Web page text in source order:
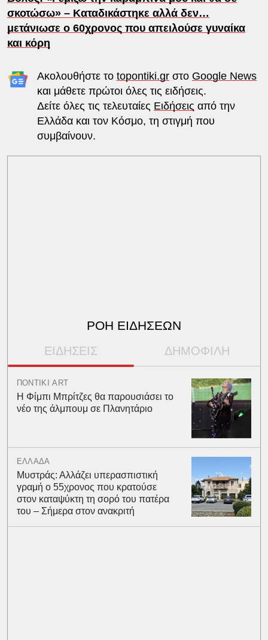
σκοτώσω» – Καταδικάστηκε αλλά δεν…
μετάνιωσε ο 60χρονος που απειλούσε γυναίκα
και κόρη
Ακολουθήστε το topontiki.grστο Google News
και μάθετε πρώτοι όλες τις ειδήσεις.
Δείτε όλες τις τελευταίες Ειδήσεις από την
Ελλάδα και τον Κόσμο, τη στιγμή που
συμβαίνουν.
ΡΟΗ ΕΙΔΗΣΕΩΝ
ΕΙΔΗΣΕΙΣ ΔΗΜΟΦΙΛΗ
ΠΟΝΤΙΚΙ ART
Η Φίμπι Μπρίτζες θα παρουσιάσει το
νέο της άλμπουμ σε Πλανητάριο
ΕΛΛΑΔΑ
Μυστράς: Αλλάζει υπερασπιστική
γραμή ο 55χρονος που κρατούσε
στον καταψύκτη τη σορό του πατέρα
του – Σήμερα στον ανακριτή